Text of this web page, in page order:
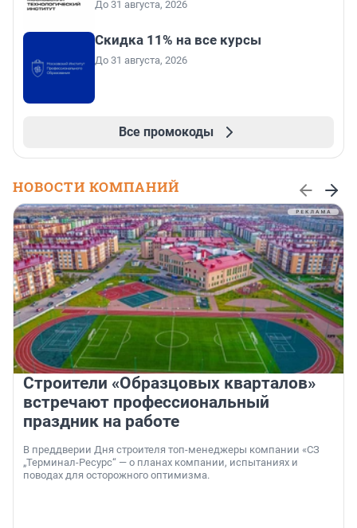
До 31 августа, 2026
Скидка 11% на все курсы
До 31 августа, 2026
Все промокоды
НОВОСТИ КОМПАНИЙ
Строители «Образцовых кварталов»
встречают профессиональный
праздник на работе
В преддверии Дня строителя топ-менеджеры компании «СЗ
„Терминал-Ресурс“ — о планах компании, испытаниях и
поводах для осторожного оптимизма.